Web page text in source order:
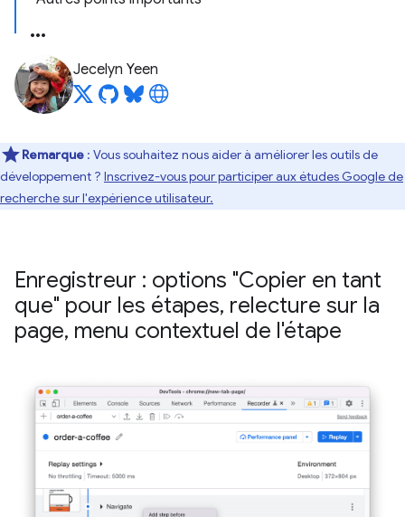
Jecelyn Yeen
Remarque : Vous souhaitez nous aider à améliorer les outils de
développement ? Inscrivez-vous pour participer aux études Google de
recherche sur l'expérience utilisateur.
Enregistreur : options "Copier en tant
que" pour les étapes, relecture sur la
page, menu contextuel de l'étape